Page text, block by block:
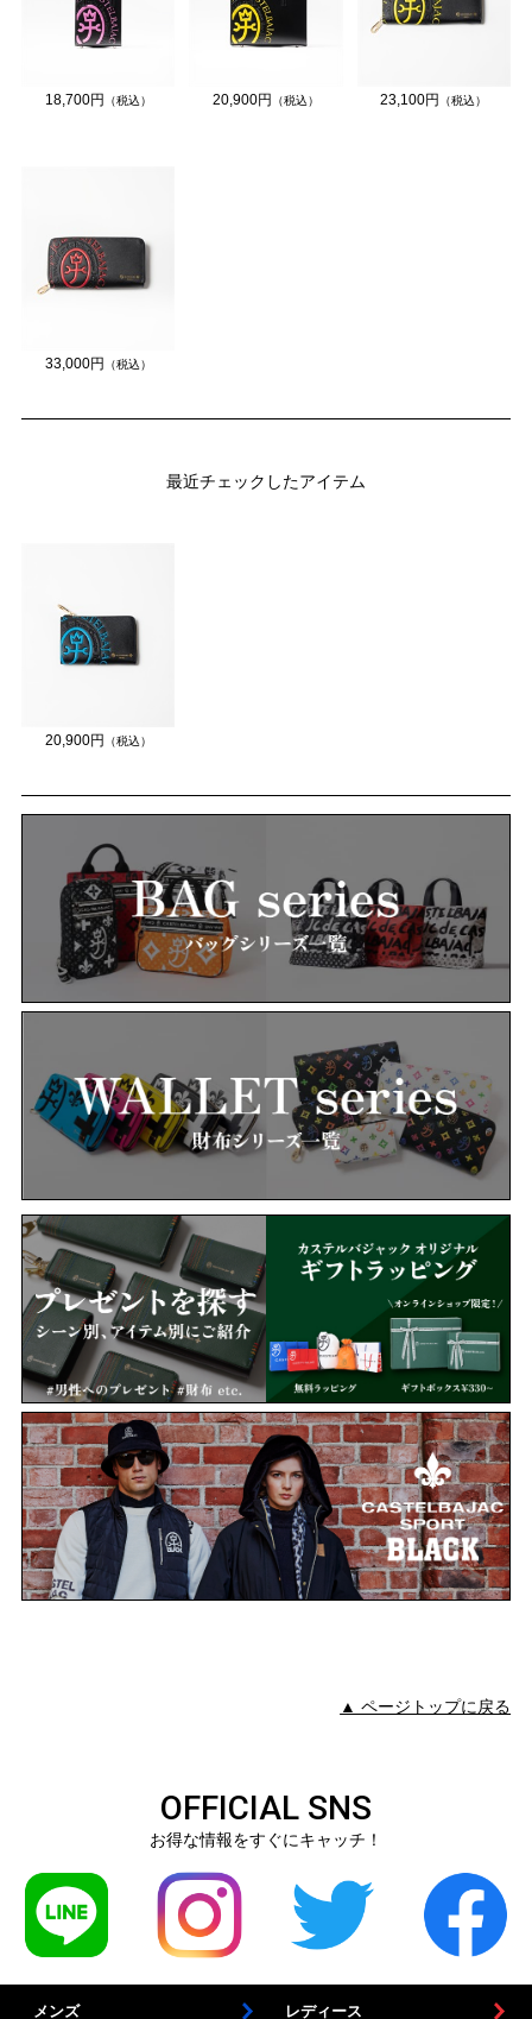
18,700円 （税込） 20,900円 （税込） 23,100円 （税込）
33,000円 （税込）
最近チェックしたアイテム
20,900円 （税込）
▲ ページトップに戻る
OFFICIAL SNS
お得な情報をすぐにキャッチ！
メンズ レディース